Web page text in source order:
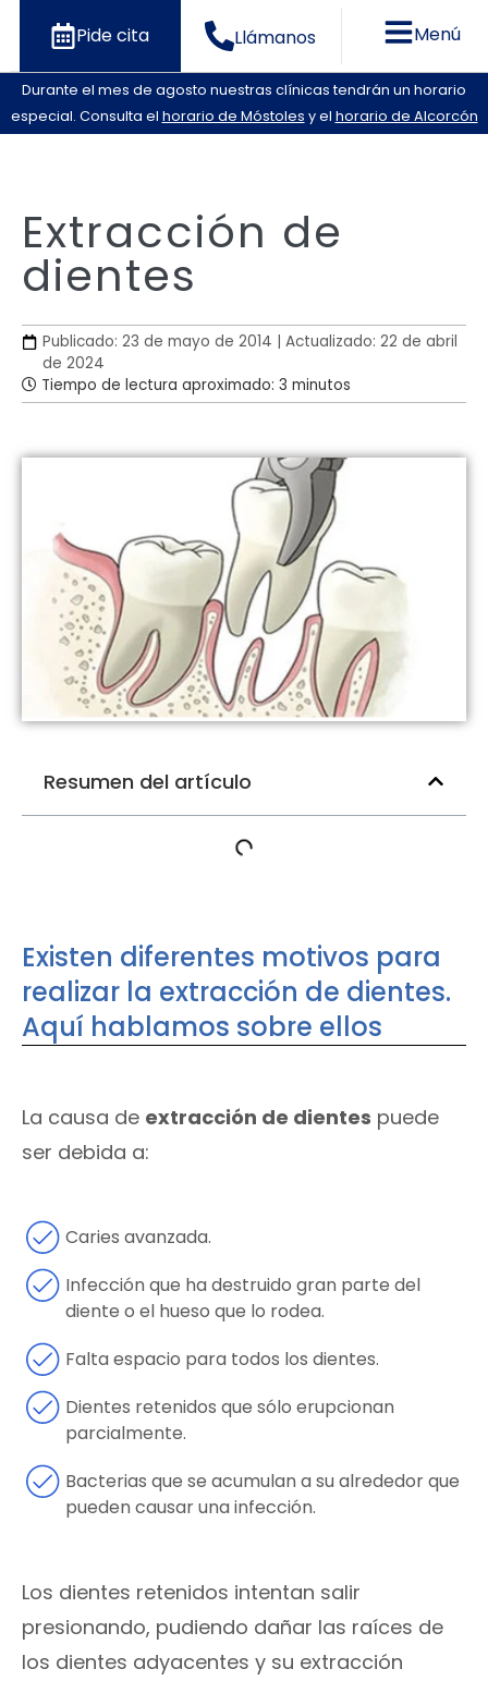
Llámanos
Pide cita Menú
Durante el mes de agosto nuestras clínicas tendrán un horario
especial. Consulta el horario de Móstoles y el horario de Alcorcón
Extracción de
dientes
Publicado: 23 de mayo de 2014 | Actualizado: 22 de abril
de 2024
Tiempo de lectura aproximado: 3 minutos
Resumen del artículo
Existen diferentes motivos para
realizar la extracción de dientes.
Aquí hablamos sobre ellos
La causa de extracción de dientes puede
ser debida a:
Caries avanzada.
Infección que ha destruido gran parte del
diente o el hueso que lo rodea.
Falta espacio para todos los dientes.
Dientes retenidos que sólo erupcionan
parcialmente.
Bacterias que se acumulan a su alrededor que
pueden causar una infección.
Los dientes retenidos intentan salir
presionando, pudiendo dañar las raíces de
los dientes adyacentes y su extracción